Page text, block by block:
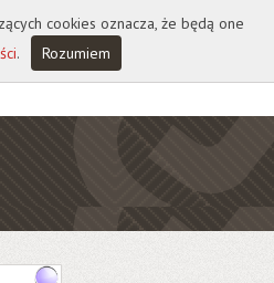
cookies oznacza, że będą one
. Rozumiem